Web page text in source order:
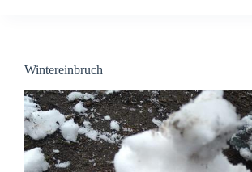
Wintereinbruch